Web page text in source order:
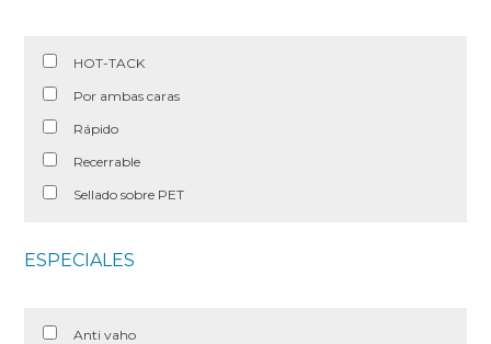
HOT-TACK
Por ambas caras
Rápido
Recerrable
Sellado sobre PET
ESPECIALES
Anti vaho